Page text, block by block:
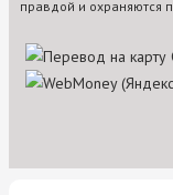
правдой и охраняются